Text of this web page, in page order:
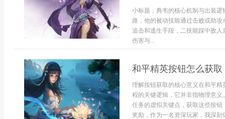
小标题，典韦的核心机制与出装
路，他的被动技能通过击败或助
追击和逃生手段，二技能踩中敌
伤害与...
和平精英按钮怎么获
理解按钮获取的核心意义在和平
程的关键逻辑，它并非指物理意
任务的虚拟关键点，获取这些按
奖励，作为一名资深玩家，我深